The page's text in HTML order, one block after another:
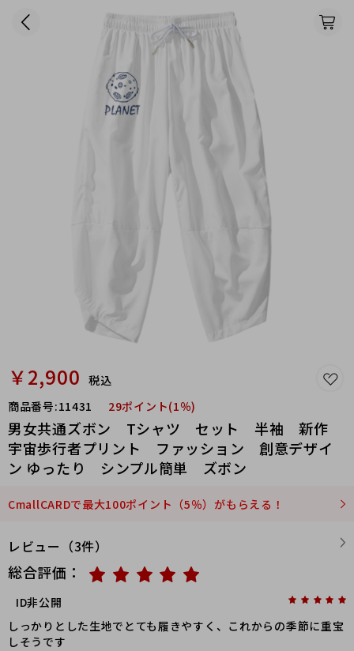
￥2,900 税込
商品番号:11431 29ポイント(1％)
男女共通ズボン Tシャツ セット 半袖 新作
宇宙歩行者プリント ファッション 創意デザイ
ン ゆったり シンプル簡単 ズボン
CmallCARDで最大100ポイント（5％）がもらえる！
レビュー（3件）
総合評価：
ID非公開
しっかりとした生地でとても履きやすく、これからの季節に重宝
しそうです